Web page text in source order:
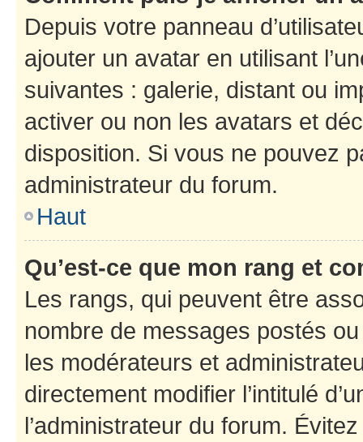
Depuis votre panneau
ajouter un avatar en utilisant
suivantes : galerie, distant ou
activer ou non les avatars et
disposition. Si vous ne pouvez
administrateur du forum.
Haut
Qu’est-ce que mon rang et
Les rangs, qui peuvent être
nombre de messages postés
les modérateurs et
directement modifier l’intitulé
l’administrateur du forum.